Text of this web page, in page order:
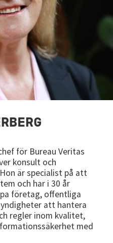
för Bureau Veritas
konsult och
är specialist på att
och har i 30 år
företag, offentliga
att hantera
regler inom kvalitet,
med